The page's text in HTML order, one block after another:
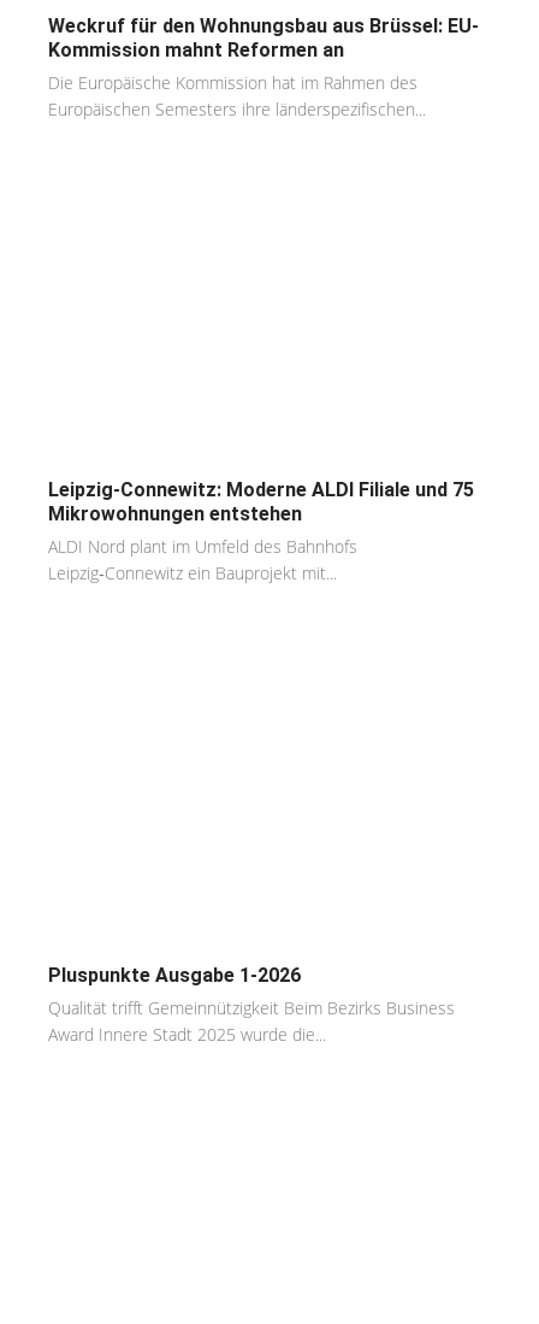
Weckruf für den Wohnungsbau aus Brüssel: EU-
Kommission mahnt Reformen an
Die Europäische Kommission hat im Rahmen des
Europäischen Semesters ihre länderspezifischen...
Leipzig-Connewitz: Moderne ALDI Filiale und 75
Mikrowohnungen entstehen
ALDI Nord plant im Umfeld des Bahnhofs
Leipzig‑Connewitz ein Bauprojekt mit...
Pluspunkte Ausgabe 1-2026
Qualität trifft Gemeinnützigkeit Beim Bezirks Business
Award Innere Stadt 2025 wurde die...